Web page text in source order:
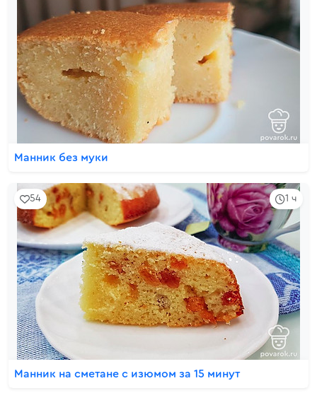
Манник без муки
1 ч
54
Манник на сметане с изюмом за 15 минут